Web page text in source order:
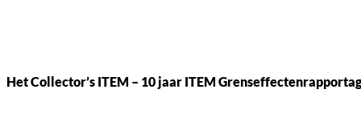
Het Collector’s ITEM – 10 jaar ITEM